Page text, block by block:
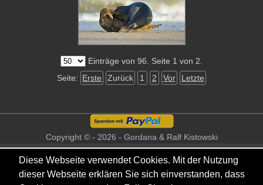
Einträge von 96. Seite 1 von 2.
Seite: Erste Zurück 1 2 Vor Letzte
Copyright © - 2026 - Gordana & Ralf Kistowski
Diese Webseite verwendet Cookies. Mit der Nutzung
dieser Webseite erklären Sie sich einverstanden, dass